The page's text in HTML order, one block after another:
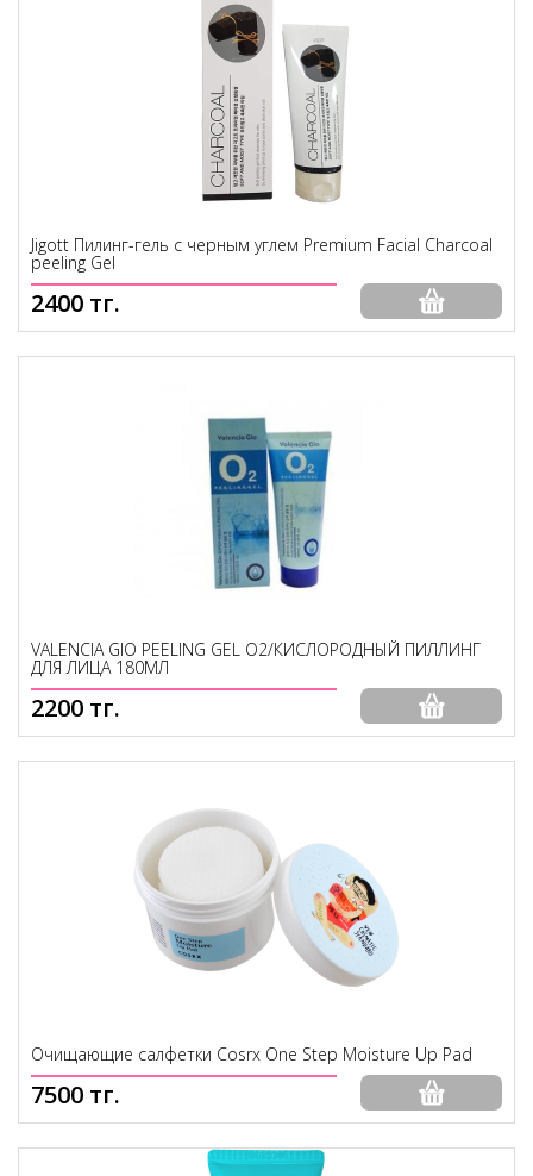
Jigott Пилинг-гель с черным углем Premium Facial Charcoal
peeling Gel
2400 тг.
VALENCIA GIO PEELING GEL O2/КИСЛОРОДНЫЙ ПИЛЛИНГ
ДЛЯ ЛИЦА 180МЛ
2200 тг.
Очищающие салфетки Cosrx One Step Moisture Up Pad
7500 тг.